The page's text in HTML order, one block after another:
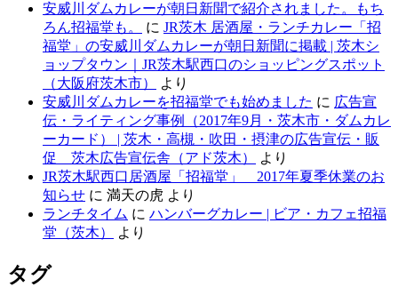
安威川ダムカレーが朝日新聞で紹介されました。もち
ろん招福堂も。
に JR茨木 居酒屋・ランチカレー「招
福堂」の安威川ダムカレーが朝日新聞に掲載 | 茨木シ
ョップタウン｜JR茨木駅西口のショッピングスポット
（大阪府茨木市）
より
安威川ダムカレーを招福堂でも始めました に 広告宣
伝・ライティング事例（2017年9月・茨木市・ダムカレ
ーカード） | 茨木・高槻・吹田・摂津の広告宣伝・販
促 茨木広告宣伝舎（アド茨木）
より
JR茨木駅西口居酒屋「招福堂」 2017年夏季休業のお
知らせ に 満天の虎 より
ランチタイム に ハンバーグカレー | ビア・カフェ招福
堂（茨木）
より
タグ